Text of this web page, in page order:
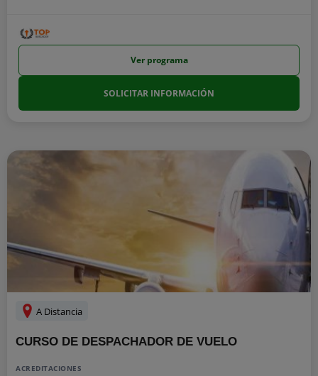
Ver programa
SOLICITAR INFORMACIÓN
A Distancia
CURSO DE DESPACHADOR DE VUELO
ACREDITACIONES